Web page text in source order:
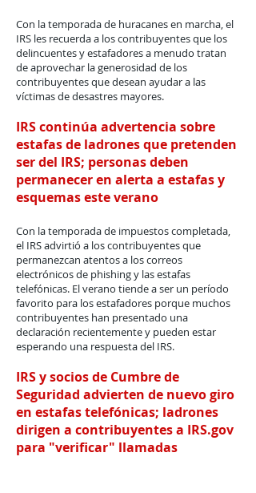
Con la temporada de huracanes en marcha, el
IRS les recuerda a los contribuyentes que los
delincuentes y estafadores a menudo tratan
de aprovechar la generosidad de los
contribuyentes que desean ayudar a las
víctimas de desastres mayores.
IRS continúa advertencia sobre
estafas de ladrones que pretenden
ser del IRS; personas deben
permanecer en alerta a estafas y
esquemas este verano
Con la temporada de impuestos completada,
el IRS advirtió a los contribuyentes que
permanezcan atentos a los correos
electrónicos de phishing y las estafas
telefónicas. El verano tiende a ser un período
favorito para los estafadores porque muchos
contribuyentes han presentado una
declaración recientemente y pueden estar
esperando una respuesta del IRS.
IRS y socios de Cumbre de
Seguridad advierten de nuevo giro
en estafas telefónicas; ladrones
dirigen a contribuyentes a IRS.gov
para "verificar" llamadas